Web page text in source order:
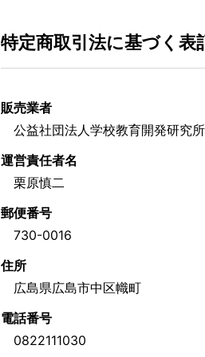
特定商取引法に基づく表
販売業者
公益社団法人学校教育開発研究所
運営責任者名
栗原慎二
郵便番号
730-0016
住所
広島県広島市中区幟町
電話番号
0822111030